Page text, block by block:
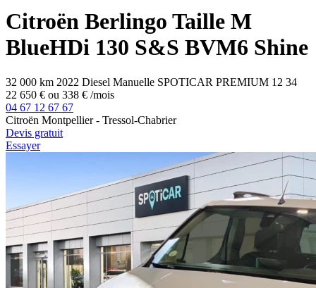
Citroën Berlingo Taille M
BlueHDi 130 S&S BVM6 Shine
32 000 km 2022 Diesel Manuelle SPOTICAR PREMIUM 12 34
22 650 € ou 338 € /mois
04 67 12 67 67
Citroën Montpellier - Tressol-Chabrier
Devis gratuit
Essayer